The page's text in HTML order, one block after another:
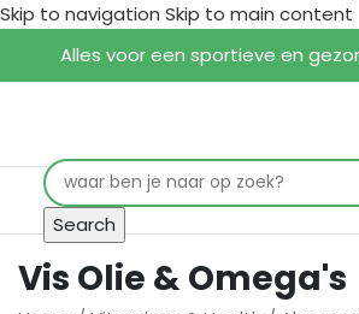
Skip to navigation Skip to main content
Alles voor een sportieve en
Search
Vis Olie & Omega's